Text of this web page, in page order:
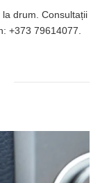
drum. Consultații
+373 79614077.